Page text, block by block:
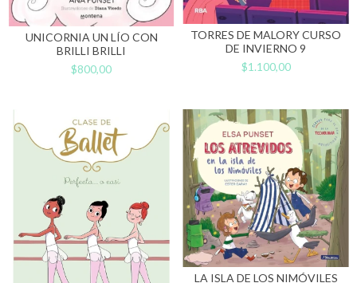
UNICORNIA UN LÍO CON
BRILLI BRILLI
$800,00
TORRES DE MALORY CURSO
DE INVIERNO 9
$1.100,00
LA ISLA DE LOS NIMÓVILES